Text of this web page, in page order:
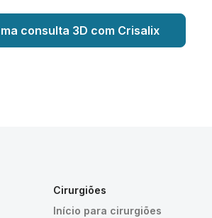
consulta 3D com Crisalix
Cirurgiões
Início para cirurgiões